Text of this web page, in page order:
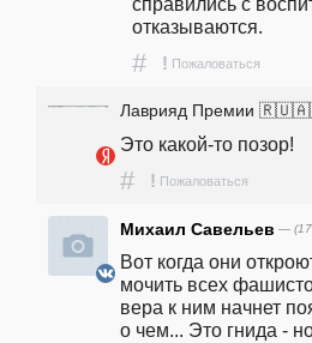
отказываются.
# ! Пожаловаться
Лаврияд Премии
Это какой-то позор!
# ! Пожаловаться
Михаил Савельев —
Вот когда они
мочить всех
вера к ним начнет
о чем... Это гнида -